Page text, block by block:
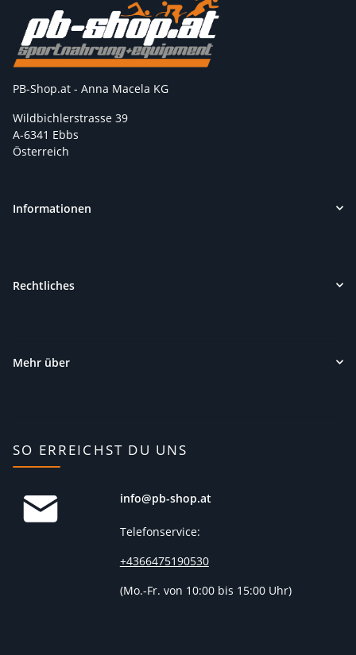
PB-Shop.at - Anna Macela KG
Wildbichlerstrasse 39
A-6341 Ebbs
Österreich
Informationen
Rechtliches
Mehr über
SO ERREICHST DU UNS
info@pb-shop.at
Telefonservice:
+4366475190530
(Mo.-Fr. von 10:00 bis 15:00 Uhr)